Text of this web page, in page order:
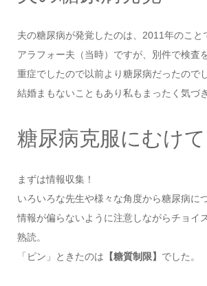
夫の糖尿病が発覚したのは、2011年のこと
アラフォー夫（当時）ですが、別件で検査
重症でしたので以前より糖尿病だったので
結婚まもないこともあり私もまったく気づ
糖尿病克服にむけて
まずは情報収集！
いろいろな先生や様々な角度から糖尿病に
情報が偏らないように注意しながらチョイ
熟読。
「ピン」ときたのは 【糖質制限】 でした。